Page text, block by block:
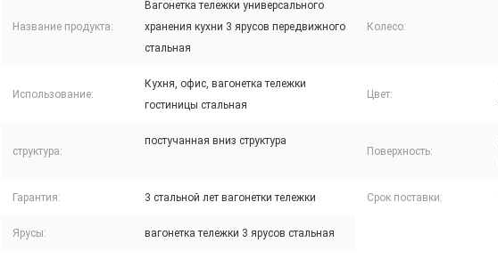
Название продукта:
Вагонетка тележки универсального
хранения кухни 3 ярусов передвижного
стальная
Колесо:
Использование:
Кухня, офис, вагонетка тележки
гостиницы стальная
Цвет:
структура:
постучанная вниз структура
Поверхность:
Гарантия: 3 стальной лет вагонетки тележки Срок поставки:
Ярусы: вагонетка тележки 3 ярусов стальная